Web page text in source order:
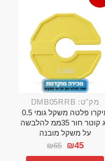
מק"ט: DMB05RRB
מיקרו פלטה משקל גומי 0.5
קג קוטר חור 35ממ להלבשה
על משקל מובנה
₪65 ₪45